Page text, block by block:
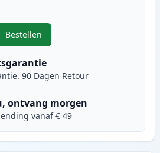
aan te passen
Bestellen
,2 stuks Brother LC125C
90 Dagen Retour
ontvang morgen
vanaf € 49